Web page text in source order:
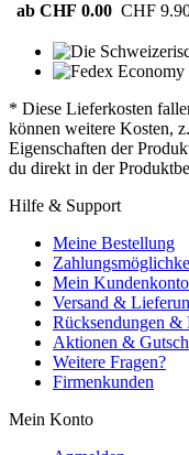
ab CHF 0.00 CHF
* Diese Lieferkosten
können weitere Kosten,
Eigenschaften der
du direkt in der
Hilfe & Support
Meine Bestellung
Mein Kundenkonto
Versand &
Rücksendungen &
Aktionen &
Weitere Fragen?
Firmenkunden
Mein Konto